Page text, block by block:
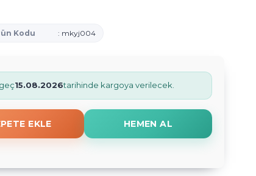
Kodu : mkyj004
15.08.2026tarihinde kargoya verilecek.
EKLE HEMEN AL